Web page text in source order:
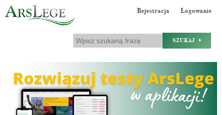
Rejestracja Logowanie
SZUKAJ